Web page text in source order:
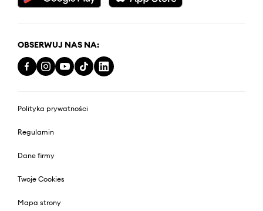
OBSERWUJ NAS NA:
Polityka prywatności
Regulamin
Dane firmy
Twoje Cookies
Mapa strony